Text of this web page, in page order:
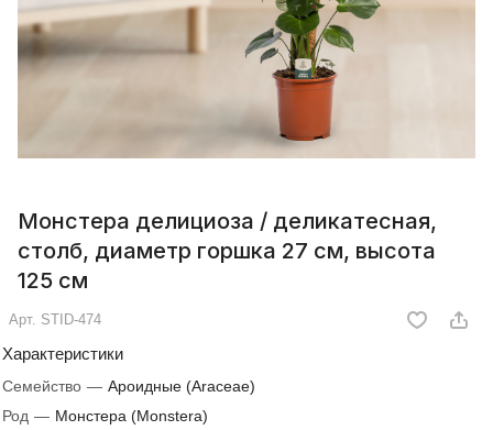
Монстера делициоза / деликатесная,
столб, диаметр горшка 27 см, высота
125 см
Арт. STID-474
Характеристики
Семейство — Ароидные (Araceae)
Род — Монстера (Monstera)